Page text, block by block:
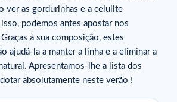
ver as gordurinhas e a celulite
podemos antes apostar nos
Graças à sua composição, estes
ajudá-la a manter a linha e a eliminar a
Apresentamos-lhe a lista dos
absolutamente neste verão !